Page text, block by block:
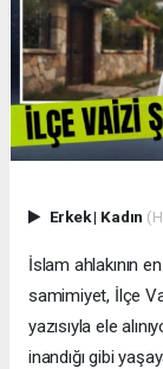
Erkek| Kadın
İslam ahlakının
samimiyet, İlçe
yazısıyla ele
inandığı gibi